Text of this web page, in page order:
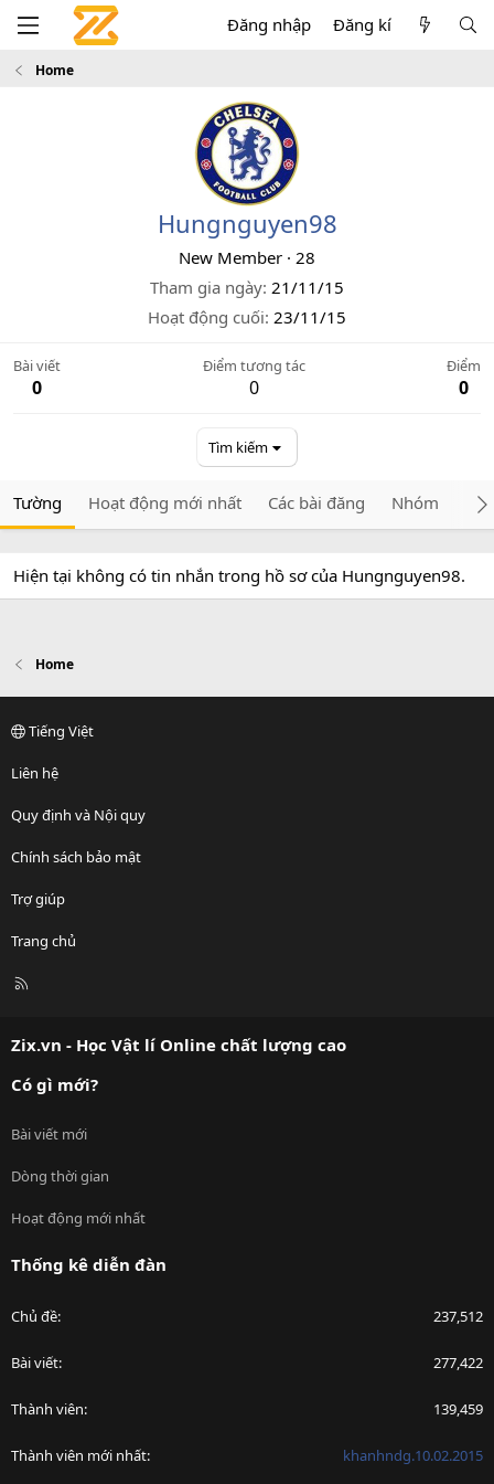
Đăng nhập Đăng kí
Home
Hungnguyen98
New Member · 28
Tham gia ngày 21/11/15
Hoạt động cuối 23/11/15
Bài viết
0
Điểm tương tác
0
Điểm
0
Tìm kiếm
Tường Hoạt động mới nhất Các bài đăng Nhóm
Hiện tại không có tin nhắn trong hồ sơ của Hungnguyen98.
Home
Tiếng Việt
Liên hệ
Quy định và Nội quy
Chính sách bảo mật
Trợ giúp
Trang chủ
R
Zix.vn - Học Vật lí Online chất lượng cao
Có gì mới?
Bài viết mới
Dòng thời gian
Hoạt động mới nhất
Thống kê diễn đàn
Chủ đề 237,512
Bài viết 277,422
Thành viên 139,459
Thành viên mới nhất khanhndg.10.02.2015